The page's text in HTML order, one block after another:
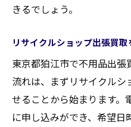
きるでしょう。
リサイクルショップ出張買
東京都狛江市で不用品出
流れは、まずリサイクル
せることから始まります。
に申し込みができ、希望